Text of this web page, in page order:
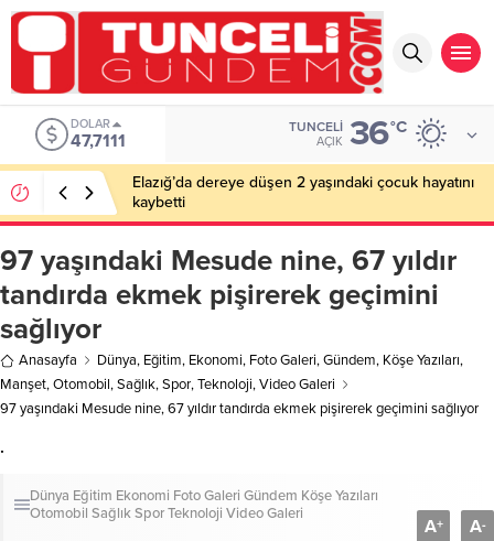
DOLAR
47,7111
TUNCELI
AÇIK 36°C
Elazığ’da dereye düşen 2 yaşındaki çocuk hayatını
kaybetti
97 yaşındaki Mesude nine, 67 yıldır
tandırda ekmek pişirerek geçimini
sağlıyor
Anasayfa Dünya, Eğitim, Ekonomi, Foto Galeri,Gündem, Köşe Yazıları,
Manşet,Otomobil,Sağlık,Spor,Teknoloji,Video Galeri
97 yaşındaki Mesude nine, 67 yıldır tandırda ekmek pişirerek geçimini sağlıyor
.
Dünya Eğitim Ekonomi Foto Galeri Gündem Köşe Yazıları
Otomobil SağlıkSporTeknoloji Video Galeri
A+ A-